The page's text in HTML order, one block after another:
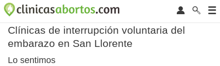
Clínicas de interrupción voluntaria del
embarazo en San Llorente
Lo sentimos